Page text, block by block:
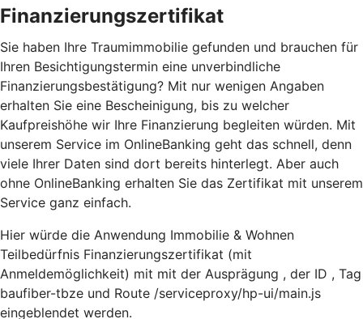
Finanzierungszertifikat
Sie haben Ihre Traumimmobilie gefunden und brauchen für
Ihren Besichtigungstermin eine unverbindliche
Finanzierungsbestätigung? Mit nur wenigen Angaben
erhalten Sie eine Bescheinigung, bis zu welcher
Kaufpreishöhe wir Ihre Finanzierung begleiten würden. Mit
unserem Service im OnlineBanking geht das schnell, denn
viele Ihrer Daten sind dort bereits hinterlegt. Aber auch
ohne OnlineBanking erhalten Sie das Zertifikat mit unserem
Service ganz einfach.
Hier würde die Anwendung Immobilie & Wohnen
Teilbedürfnis Finanzierungszertifikat (mit
Anmeldemöglichkeit) mit mit der Ausprägung , der ID , Tag
baufiber-tbze und Route /serviceproxy/hp-ui/main.js
eingeblendet werden.